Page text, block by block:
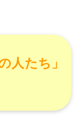
人たち」